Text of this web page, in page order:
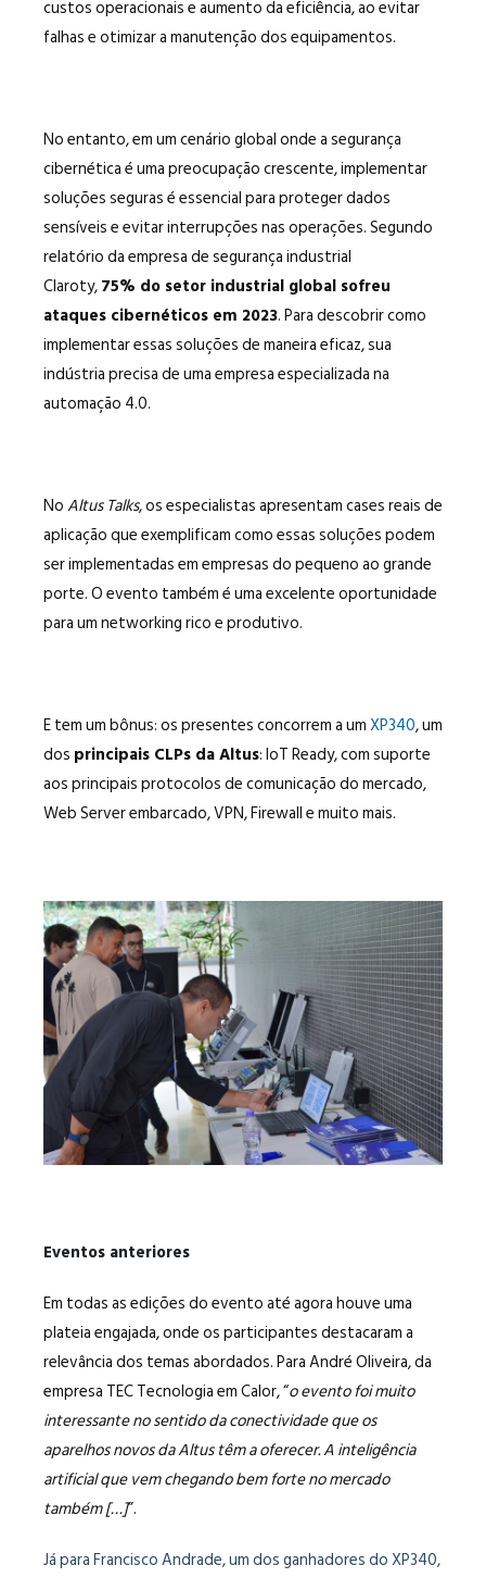
custos operacionais e aumento da eficiência, ao evitar
falhas e otimizar a manutenção dos equipamentos.
No entanto, em um cenário global onde a segurança
cibernética é uma preocupação crescente, implementar
soluções seguras é essencial para proteger dados
sensíveis e evitar interrupções nas operações. Segundo
relatório da empresa de segurança industrial
Claroty,75% do setor industrial global sofreu
ataques cibernéticos em 2023. Para descobrir como
implementar essas soluções de maneira eficaz, sua
indústria precisa de uma empresa especializada na
automação 4.0.
NoAltus Talks, os especialistas apresentam cases reais de
aplicação que exemplificam como essas soluções podem
ser implementadas em empresas do pequeno ao grande
porte. O evento também é uma excelente oportunidade
para um networking rico e produtivo.
E tem um bônus: os presentes concorrem a umXP340, um
dos principais CLPs da Altus: IoT Ready, com suporte
aos principais protocolos de comunicação do mercado,
Web Server embarcado, VPN, Firewall e muito mais.
Eventos anteriores
Em todas as edições do evento até agora houve uma
plateia engajada, onde os participantes destacaram a
relevância dos temas abordados. Para André Oliveira, da
empresa TEC Tecnologia em Calor, “o evento foi muito
interessante no sentido da conectividade que os
aparelhos novos da Altus têm a oferecer. A inteligência
artificial que vem chegando bem forte no mercado
também […]”.
Já para Francisco Andrade, um dos ganhadores do XP340,